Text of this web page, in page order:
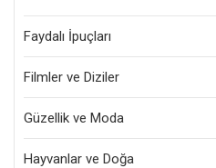
Faydalı İpuçları
Filmler ve Diziler
Güzellik ve Moda
Hayvanlar ve Doğa